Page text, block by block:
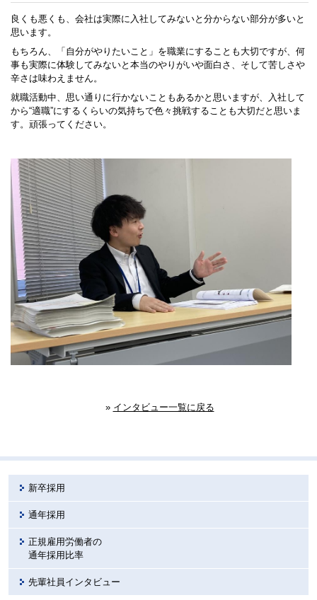
良くも悪くも、会社は実際に入社してみないと分からない部分が多いと
思います。
もちろん、「自分がやりたいこと」を職業にすることも大切ですが、何
事も実際に体験してみないと本当のやりがいや面白さ、そして苦しさや
辛さは味わえません。
就職活動中、思い通りに行かないこともあるかと思いますが、入社して
から“適職”にするくらいの気持ちで色々挑戦することも大切だと思いま
す。頑張ってください。
» インタビュー一覧に戻る
新卒採用
通年採用
正規雇用労働者の
通年採用比率
先輩社員インタビュー